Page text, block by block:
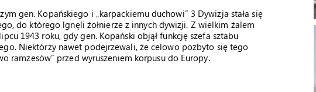
gen. Kopańskiego i „karpackiemu duchowi” 3 Dywizja stała się
do którego lgnęli żołnierze z innych dywizji. Z wielkim żalem
1943 roku, gdy gen. Kopański objął funkcję szefa sztabu
Niektórzy nawet podejrzewali, że celowo pozbyto się tego
ramzesów” przed wyruszeniem korpusu do Europy.